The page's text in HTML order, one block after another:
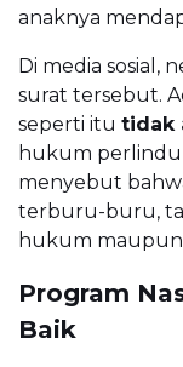
anaknya
Di media sosial,
surat tersebut.
seperti itu tidak
hukum
menyebut
terburu-buru,
hukum maupun
Program
Baik